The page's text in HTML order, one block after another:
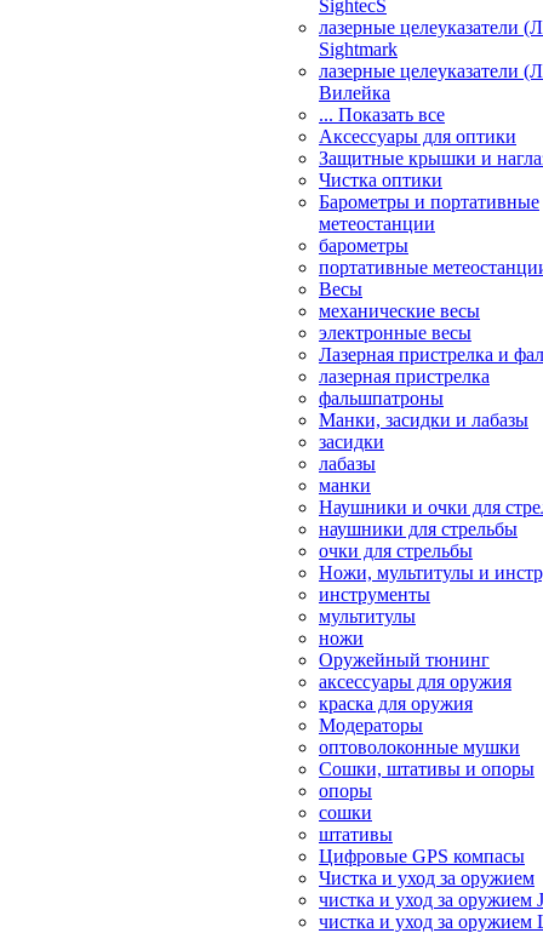
SightecS
лазерные целеуказатели
Sightmark
лазерные целеуказатели
Вилейка
... Показать все
Аксессуары для оптики
Защитные крышки и
Чистка оптики
Барометры и портативные
метеостанции
барометры
портативные
Весы
механические весы
электронные весы
Лазерная пристрелка и
лазерная пристрелка
фальшпатроны
Манки, засидки и лабазы
засидки
лабазы
манки
Наушники и очки для
наушники для стрельбы
очки для стрельбы
Ножи, мультитулы и
инструменты
мультитулы
ножи
Оружейный тюнинг
аксессуары для оружия
краска для оружия
Модераторы
оптоволоконные мушки
Сошки, штативы и опоры
опоры
сошки
штативы
Цифровые GPS компасы
Чистка и уход за оружием
чистка и уход за оружием
чистка и уход за оружием